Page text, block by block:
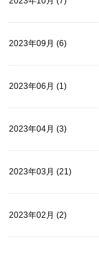
2023年09月 (6)
2023年06月 (1)
2023年04月 (3)
2023年03月 (21)
2023年02月 (2)